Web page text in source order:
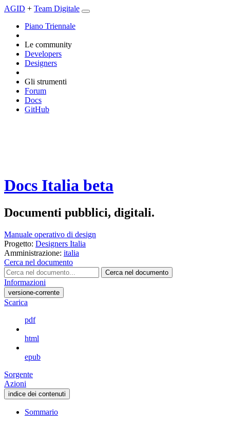
AGID + Team Digitale
Piano Triennale
Le community
Developers
Designers
Gli strumenti
Forum
Docs
GitHub
Docs Italia beta
Documenti pubblici, digitali.
Manuale operativo di design
Progetto: Designers Italia
Amministrazione: italia
Cerca nel documento
Cerca nel documento
Informazioni
versione-corrente
Scarica
pdf
html
epub
Sorgente
Azioni
indice dei contenuti
Sommario